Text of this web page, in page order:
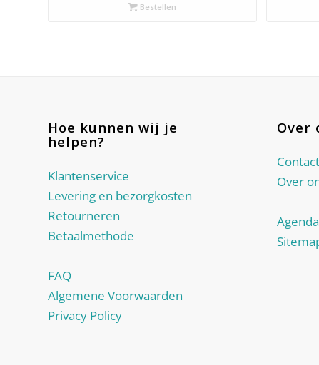
Bestellen
Hoe kunnen wij je
helpen?
Klantenservice
Levering en bezorgkosten
Retourneren
Betaalmethode
FAQ
Algemene Voorwaarden
Privacy Policy
Over
Contact
Over
Agenda